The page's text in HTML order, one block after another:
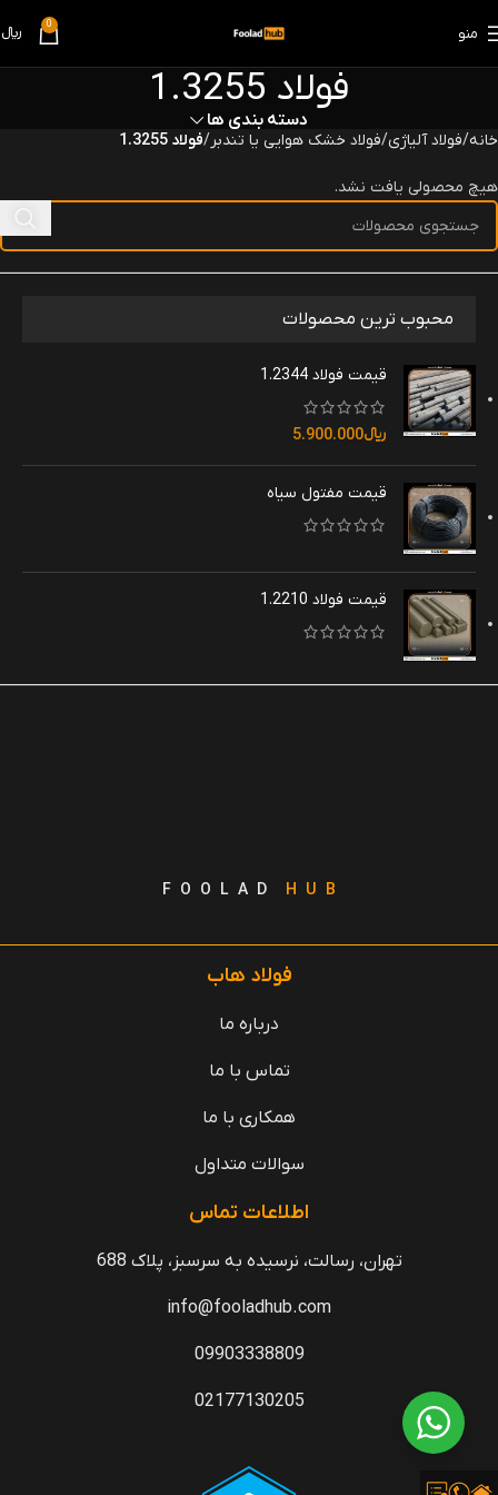
منو 0 ﷼
فولاد 1.3255
دسته بندی ها
محبوب ترین محصولات
قیمت فولاد 1.2344
﷼5.900.000
قیمت مفتول سیاه
قیمت فولاد 1.2210
خانه فولاد آلیاژی فولاد خشک هوایی یا تندبر فولاد 1.3255
هیچ محصولی یافت نشد.
F O O L A D H U B
فولاد هاب
درباره ما
تماس با ما
همکاری با ما
سوالات متداول
اطلاعات تماس
تهران، رسالت، نرسیده به سرسبز، پلاک 688
info@fooladhub.com
09903338809
02177130205